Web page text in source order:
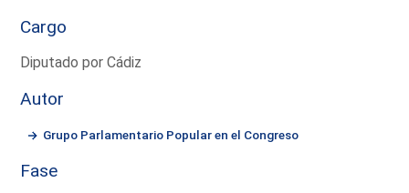
Cargo
Diputado por Cádiz
Autor
Grupo Parlamentario Popular en el Congreso
Fase